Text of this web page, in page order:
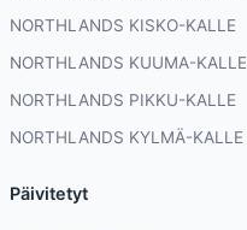
NORTHLANDS KISKO-KALLE
NORTHLANDS KUUMA-KALLE
NORTHLANDS PIKKU-KALLE
NORTHLANDS KYLMÄ-KALLE
Päivitetyt